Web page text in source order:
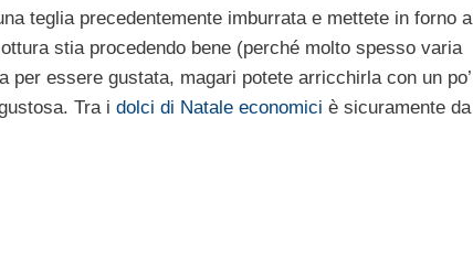
teglia precedentemente imburrata e mettete in forno a
stia procedendo bene (perché molto spesso varia
essere gustata, magari potete arricchirla con un po’
Tra i dolci di Natale economici è sicuramente da